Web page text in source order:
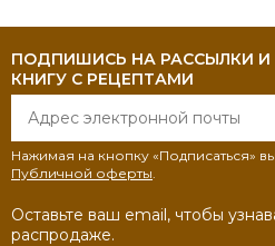
ПОДПИШИСЬ НА РАССЫЛКИ
КНИГУ С РЕЦЕПТАМИ
Нажимая на кнопку «Подписаться»
Публичной оферты
Оставьте ваш email, чтобы
распродаже.